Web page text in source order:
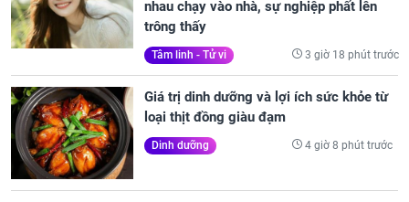
nhau chạy vào nhà, sự nghiệp phất lên
trông thấy
Tâm linh - Tử vi 3 giờ 18 phút trước
Giá trị dinh dưỡng và lợi ích sức khỏe từ
loại thịt đồng giàu đạm
Dinh dưỡng 4 giờ 8 phút trước